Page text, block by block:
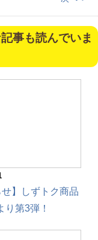
事も読んでいま
せ】しずトク商品
り第3弾！